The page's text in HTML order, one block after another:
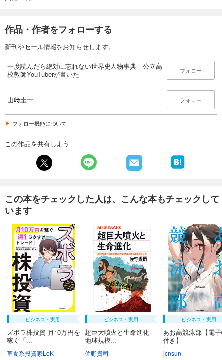
作品・作者をフォローする
新刊やセール情報をお知らせします。
一度読んだら絶対に忘れない世界史人物事典 公立高
校教師YouTuberが書いた
フォロー
山﨑圭一 フォロー
フォロー機能について
この作品を共有しよう
この本をチェックした人は、こんな本もチェックして
います
ビジネス・実用
ズボラ株投資 月10万円を
稼ぐ「...
草食系投資家LoK
ビジネス・実用
超巨大噴火と生命進化
地球規模...
佐野貴司
ビジネス・実用
あお高競泳部【電
付き】
jonsun